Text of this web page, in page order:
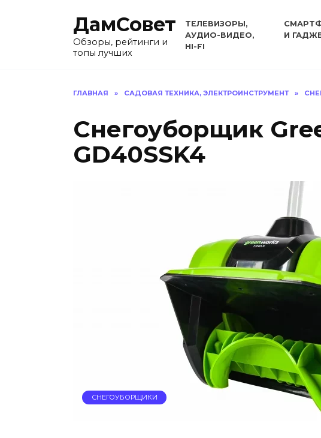
ДамСовет
Обзоры, рейтинги и
топы лучших
ТЕЛЕВИЗОРЫ,
АУДИО-ВИДЕО,
HI-FI
И
ГЛАВНАЯ » САДОВАЯ ТЕХНИКА, ЭЛЕКТРОИНСТРУМЕНТ »
Снегоуборщик
GD40SSK4
СНЕГОУБОРЩИКИ